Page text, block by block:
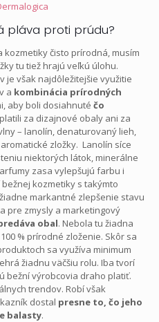
pláva proti prúdu?
kozmetiky čisto prírodná, musím
tu tiež hrajú veľkú úlohu.
je však najdôležitejšie využitie
a kombinácia prírodných
aby boli dosiahnutéčo
za dizajnové obaly ani za
– lanolín, denaturovaný lieh,
zložky. Lanolín síce
niektorých látok, minerálne
zasa vylepšujú farbu i
kozmetiky s takýmto
markantné zlepšenie stavu
pre zmysly a marketingový
obal. Nebola tu žiadna
% prírodné zloženie. Skôr sa
sa využíva minimum
žiadnu väčšiu rolu. Iba tvorí
bežní výrobcovia draho platiť.
trendov. Robí však
dostal presne to, čo jeho
balasty.